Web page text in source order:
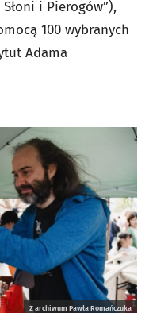
i Pierogów”),
100 wybranych
Adama
Z archiwum Pawła Romańczuka